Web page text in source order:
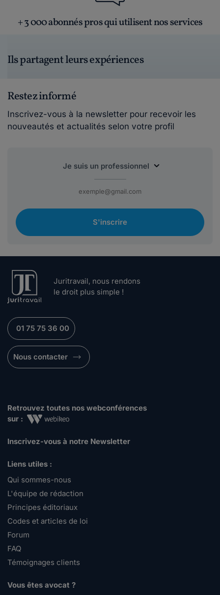
+ 3 000 abonnés pros qui utilisent nos services
Ils partagent leurs expériences
Restez informé
Inscrivez-vous à la newsletter pour recevoir les
nouveautés et actualités selon votre profil
S'inscrire
Juritravail, nous rendons
le droit plus simple !
01 75 75 36 00
Nous contacter
Retrouvez toutes nos webconférences
sur :
Inscrivez-vous à notre Newsletter
Liens utiles :
Qui sommes-nous
L'équipe de rédaction
Principes éditoriaux
Codes et articles de loi
Forum
FAQ
Témoignages clients
Vous êtes avocat ?